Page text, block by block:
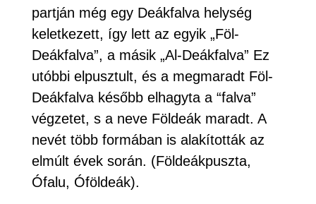
partján még egy Deákfalva helység
keletkezett, így lett az egyik „Föl-
Deákfalva”, a másik „Al-Deákfalva” Ez
utóbbi elpusztult, és a megmaradt Föl-
Deákfalva később elhagyta a “falva”
végzetet, s a neve Földeák maradt. A
nevét több formában is alakították az
elmúlt évek során. (Földeákpuszta,
Ófalu, Óföldeák).